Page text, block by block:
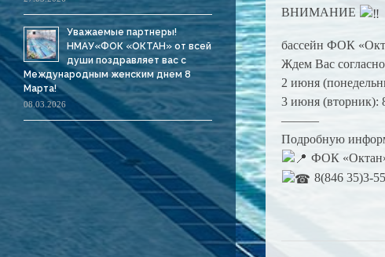
ВНИМАНИЕ
бассейн ФОК
Ждем Вас
2 июня
3 июня (вторник):
———
Подробную
ФОК
8(846 35)3-
Уважаемые партнеры!
НМАУ«ФОК «ОКТАН» от всей
души поздравляет вас с
Международным женским днем 8
Марта!
08.03.2026